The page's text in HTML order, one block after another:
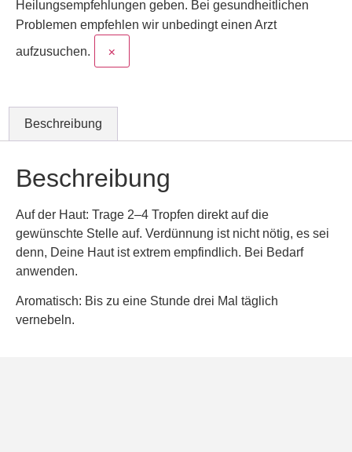
Heilungsempfehlungen geben. Bei gesundheitlichen
Problemen empfehlen wir unbedingt einen Arzt
aufzusuchen.
×
Beschreibung
Beschreibung
Auf der Haut: Trage 2–4 Tropfen direkt auf die
gewünschte Stelle auf. Verdünnung ist nicht nötig, es sei
denn, Deine Haut ist extrem empfindlich. Bei Bedarf
anwenden.
Aromatisch: Bis zu eine Stunde drei Mal täglich
vernebeln.